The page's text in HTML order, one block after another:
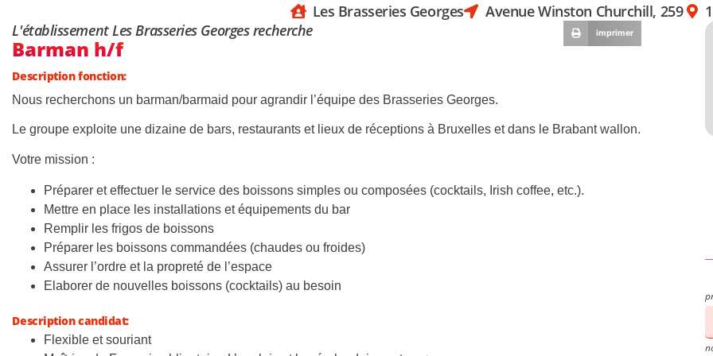
Les Brasseries Georges Avenue Winston Churchill, 259
L'établissement Les Brasseries Georges recherche
imprimer
Barman h/f
Description fonction:
Nous recherchons un barman/barmaid pour agrandir l’équipe des Brasseries Georges.
Le groupe exploite une dizaine de bars, restaurants et lieux de réceptions à Bruxelles et dans le Brabant wallon.
Votre mission :
Préparer et effectuer le service des boissons simples ou composées (cocktails, Irish coffee, etc.).
Mettre en place les installations et équipements du bar
Remplir les frigos de boissons
Préparer les boissons commandées (chaudes ou froides)
Assurer l’ordre et la propreté de l’espace
Elaborer de nouvelles boissons (cocktails) au besoin
Description candidat:
Flexible et souriant